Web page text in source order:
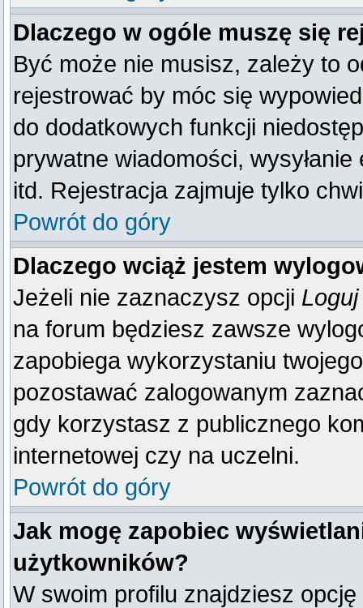
Dlaczego w ogóle muszę się
Być może nie musisz, zależy to
rejestrować by móc się
do dodatkowych funkcji
prywatne wiadomości,
itd. Rejestracja zajmuje tylko
Powrót do góry
Dlaczego wciąż jestem
Jeżeli nie zaznaczysz opcji
na forum będziesz zawsze
zapobiega wykorzystaniu
pozostawać zalogowanym
gdy korzystasz z publicznego
internetowej czy na uczelni.
Powrót do góry
Jak mogę zapobiec
użytkowników?
W swoim profilu znajdziesz opcję